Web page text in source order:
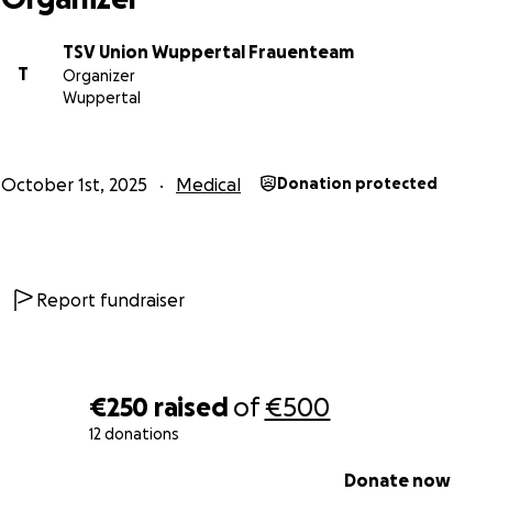
€250 raised of€500
12 donations
Donate now
T
TSV Union Wuppertal Frauenteam
Organizer
Wuppertal
October 1st, 2025 Medical Donation protected
Report fundraiser